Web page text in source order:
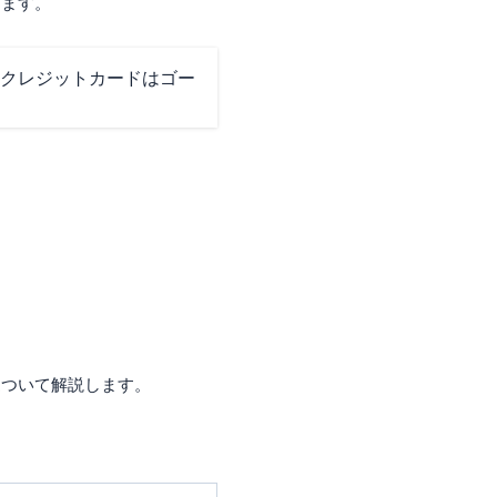
レジットカードはゴー
いて解説します。